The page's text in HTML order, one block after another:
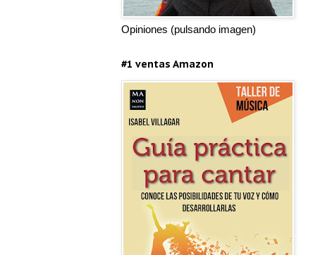
Opiniones (pulsando imagen)
#1 ventas Amazon